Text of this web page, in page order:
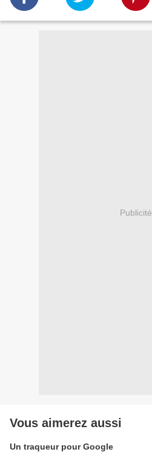
Publicité
Vous aimerez aussi
Un traqueur pour Google